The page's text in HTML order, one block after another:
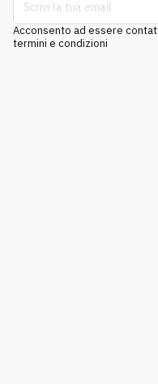
Acconsento ad essere
termini e condizioni